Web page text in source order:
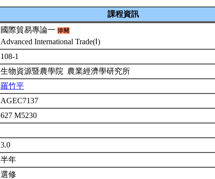
課程資訊
國際貿易專論一
Advanced International Trade(Ⅰ)
108-1
生物資源暨農學院 農業經濟學研究所
羅竹平
AGEC7137
627 M5230
3.0
半年
選修